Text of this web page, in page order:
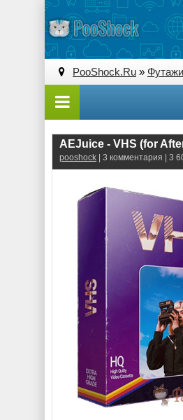
PooShock.Ru » Футажи
pooshock | 3 комментария | 3